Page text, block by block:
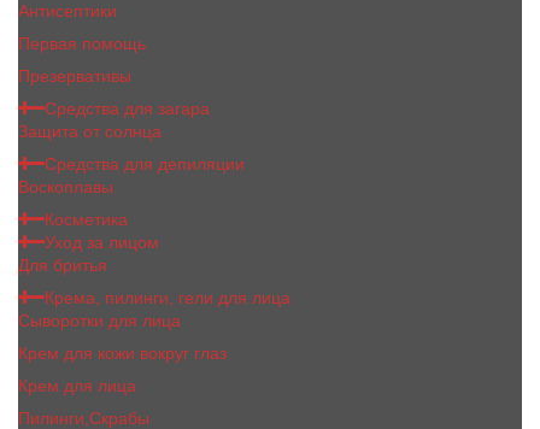
Антисептики
Первая помощь
Презервативы
Средства для загара
Защита от солнца
Средства для депиляции
Воскоплавы
Косметика
Уход за лицом
Для бритья
Крема, пилинги, гели для лица
Сыворотки для лица
Крем для кожи вокруг глаз
Крем для лица
Пилинги,Скрабы